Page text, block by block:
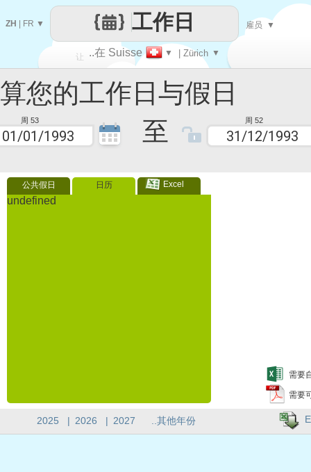
工作日与假日
周 53 至 周 52
公共假日 日历 Excel
undefined
需要
需要
让
每一天
..在 Suisse ▼ | Zürich ▼
工作日
ZH FR ▼ 雇员 ▼
2025 | 2026 | 2027 ..其他年份